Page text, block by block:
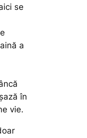
se
a
în
vie.